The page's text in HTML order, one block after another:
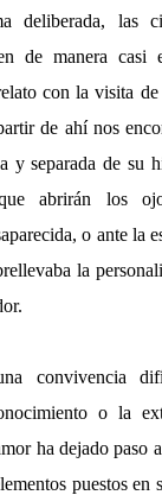
deliberada, las
de manera casi
con la visita
de ahí nos
y separada de su
abrirán los
o ante la
la
convivencia
o la
ha dejado paso
puestos en